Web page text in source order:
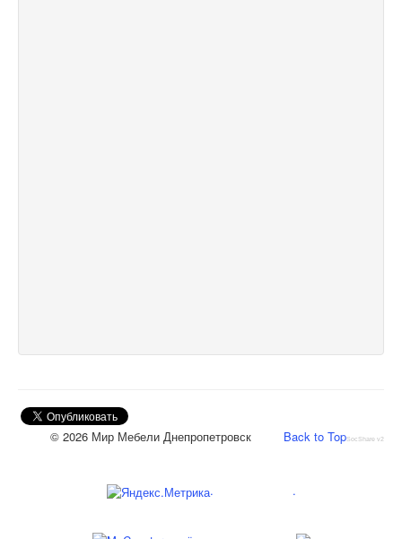
SocShare v2
Back to Top
© 2026 Мир Мебели Днепропетровск
. .